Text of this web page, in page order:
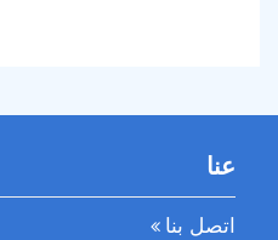
عنا
اتصل بنا